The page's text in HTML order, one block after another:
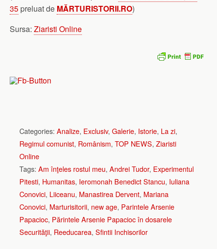
35 preluat de MĂRTURISTORII.RO)
Sursa: Ziaristi Online
Categories: Analize, Exclusiv, Galerie, Istorie, La zi,
Regimul comunist, Românism, TOP NEWS, Ziaristi
Online
Tags: Am înţeles rostul meu, Andrei Tudor, Experimentul
Pitesti, Humanitas, Ieromonah Benedict Stancu, Iuliana
Conovici, Liiceanu, Manastirea Dervent, Mariana
Conovici, Marturisitorii, new age, Parintele Arsenie
Papacioc, Părintele Arsenie Papacioc în dosarele
Securităţii, Reeducarea, Sfintii Inchisorilor